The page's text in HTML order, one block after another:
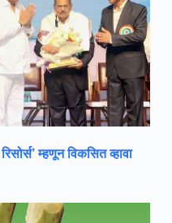
म्हणून विकसित व्हावा